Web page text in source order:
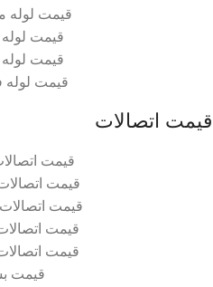
قیمت لوله
قیمت لوله
قیمت لوله
قیمت لوله
قیمت اتصالات
قیمت
قیمت اتصالات
قیمت
قیمت
قیمت
قیمت